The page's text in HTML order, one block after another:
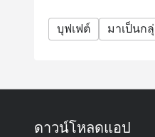
บุฟเฟต์ มาเป็นก
ดาวน์โหลดแอป